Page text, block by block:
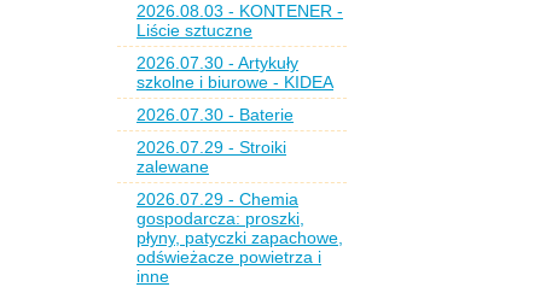
2026.08.03 - KONTENER -
Liście sztuczne
2026.07.30 - Artykuły
szkolne i biurowe - KIDEA
2026.07.30 - Baterie
2026.07.29 - Stroiki
zalewane
2026.07.29 - Chemia
gospodarcza: proszki,
płyny, patyczki zapachowe,
odświeżacze powietrza i
inne